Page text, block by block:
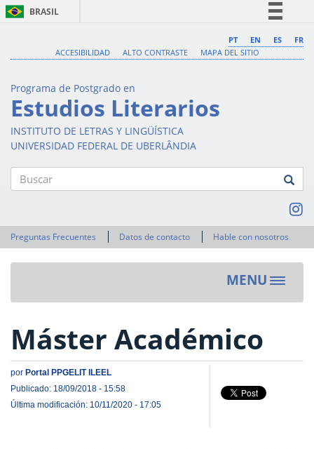
BRASIL
Comunica BR
Acesso à informação
Legislação
PT EN ES
FR
ACCESIBILIDAD
ALTO CONTRASTE MAPA DEL SITIO
Programa de Postgrado en
Estudios Literarios
INSTITUTO DE LETRAS Y LINGÜÍSTICA
UNIVERSIDAD FEDERAL DE UBERLÂNDIA
Preguntas Frecuentes Datos de contacto Hable con nosotros
MENU
Toggle
Máster Académico
por Portal PPGELIT ILEEL
Publicado: 18/09/2018 - 15:58
Última modificación: 10/11/2020 - 17:05